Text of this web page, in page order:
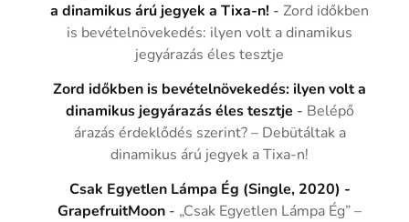
a dinamikus árú jegyek a Tixa-n! -Zord időkben
is bevételnövekedés: ilyen volt a dinamikus
jegyárazás éles tesztje
Zord időkben is bevételnövekedés: ilyen volt a
dinamikus jegyárazás éles tesztje - Belépő
árazás érdeklődés szerint? – Debütáltak a
dinamikus árú jegyek a Tixa-n!
Csak Egyetlen Lámpa Ég (Single, 2020) -
GrapefruitMoon - „Csak Egyetlen Lámpa Ég” –